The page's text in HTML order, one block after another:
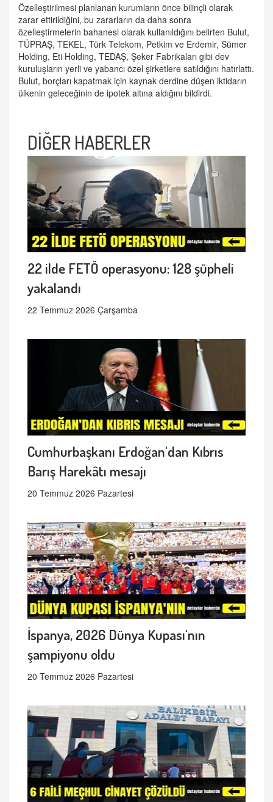
Özelleştirilmesi planlanan kurumların önce bilinçli olarak
zarar ettirildiğini, bu zararların da daha sonra
özelleştirmelerin bahanesi olarak kullanıldığını belirten Bulut,
TÜPRAŞ, TEKEL, Türk Telekom, Petkim ve Erdemir, Sümer
Holding, Eti Holding, TEDAŞ, Şeker Fabrikaları gibi dev
kuruluşların yerli ve yabancı özel şirketlere satıldığını hatırlattı.
Bulut, borçları kapatmak için kaynak derdine düşen iktidarın
ülkenin geleceğinin de ipotek altına aldığını bildirdi.
DİĞER HABERLER
22 ilde FETÖ operasyonu: 128 şüpheli
yakalandı
22 Temmuz 2026 Çarşamba
Cumhurbaşkanı Erdoğan'dan Kıbrıs
Barış Harekâtı mesajı
20 Temmuz 2026 Pazartesi
İspanya, 2026 Dünya Kupası'nın
şampiyonu oldu
20 Temmuz 2026 Pazartesi